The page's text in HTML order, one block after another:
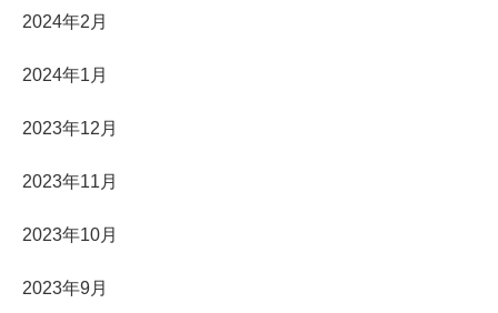
2024年2月
2024年1月
2023年12月
2023年11月
2023年10月
2023年9月